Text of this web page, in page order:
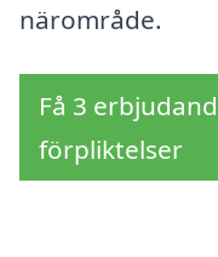
närområde.
Få 3
förpliktelser